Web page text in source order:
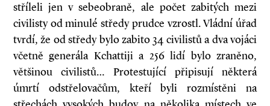
stříleli jen v sebeobraně, ale počet zabitých mezi
civilisty od minulé středy prudce vzrostl. Vládní úřad
tvrdí, že od středy bylo zabito 34 civilistů a dva vojáci
včetně generála Kchattiji a 256 lidí bylo zraněno,
většinou civilistů… Protestující připisují některá
úmrtí odstřelovačům, kteří byli rozmístěni na